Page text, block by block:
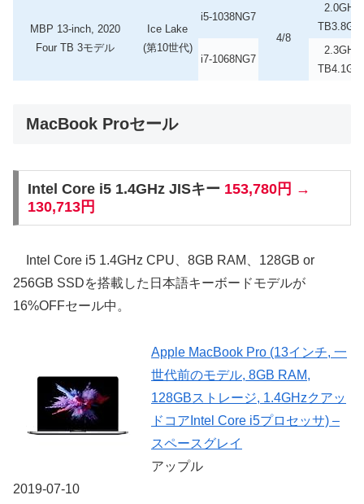
MBP 13-inch, 2020
Four TB 3モデル
Ice Lake
(第10世代)
i5-1038NG7
4/8
2.0GHz
i7-1068NG7
2.3GHz
MacBook Proセール
Intel Core i5 1.4GHz JISキー 153,780円 →
130,713円
Intel Core i5 1.4GHz CPU、8GB RAM、128GB or
256GB SSDを搭載した日本語キーボードモデルが
16%OFFセール中。
Apple MacBook Pro (13インチ, 一
世代前のモデル, 8GB RAM,
128GBストレージ, 1.4GHzクアッ
ドコアIntel Core i5プロセッサ) –
スペースグレイ
アップル
2019-07-10